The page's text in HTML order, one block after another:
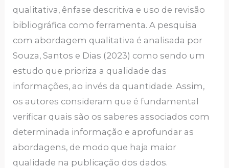
qualitativa, ênfase descritiva e uso de revisão
bibliográfica como ferramenta. A pesquisa
com abordagem qualitativa é analisada por
Souza, Santos e Dias (2023) como sendo um
estudo que prioriza a qualidade das
informações, ao invés da quantidade. Assim,
os autores consideram que é fundamental
verificar quais são os saberes associados com
determinada informação e aprofundar as
abordagens, de modo que haja maior
qualidade na publicação dos dados.